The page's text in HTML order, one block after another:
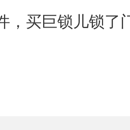
，买巨锁儿锁了